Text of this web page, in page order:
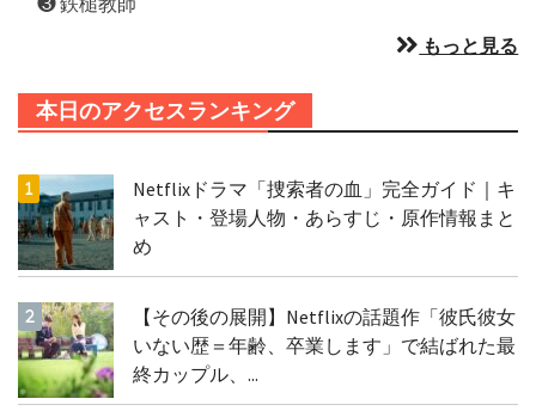
もっと見る
本日のアクセスランキング
Netflixドラマ「捜索者の血」完全ガイド｜キ
ャスト・登場人物・あらすじ・原作情報まと
め
【その後の展開】Netflixの話題作「彼氏彼女
いない歴＝年齢、卒業します」で結ばれた最
終カップル、...